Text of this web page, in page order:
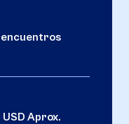
Aprox.